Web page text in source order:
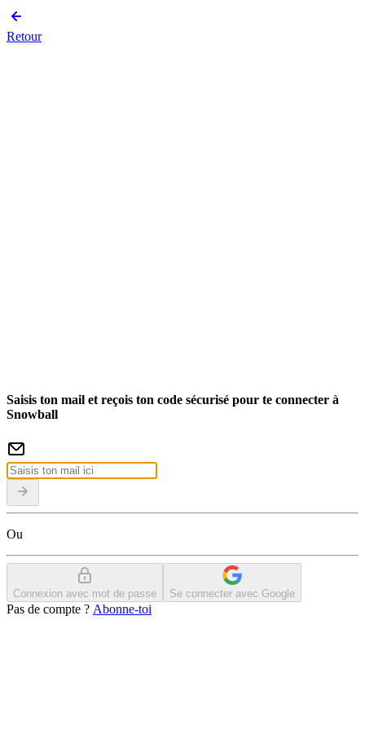
Retour
Saisis ton mail et reçois ton code sécurisé pour te connecter à
Snowball
Ou
Connexion avec mot de passe Se connecter avec Google
Pas de compte ? Abonne-toi